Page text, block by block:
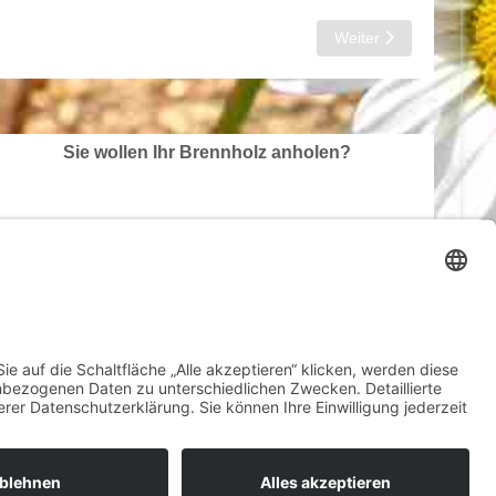
Nächster Beitrag:
Weiter
Sie wollen Ihr Brennholz anholen?